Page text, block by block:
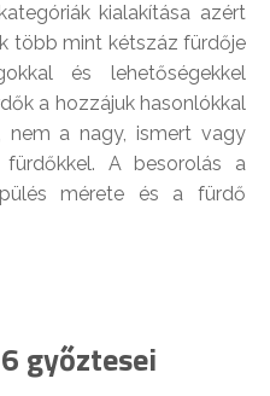
kialakítása azért
több mint kétszáz fürdője
és lehetőségekkel
a hozzájuk hasonlókkal
nem a nagy, ismert vagy
fürdőkkel. A besorolás a
mérete és a fürdő
győztesei